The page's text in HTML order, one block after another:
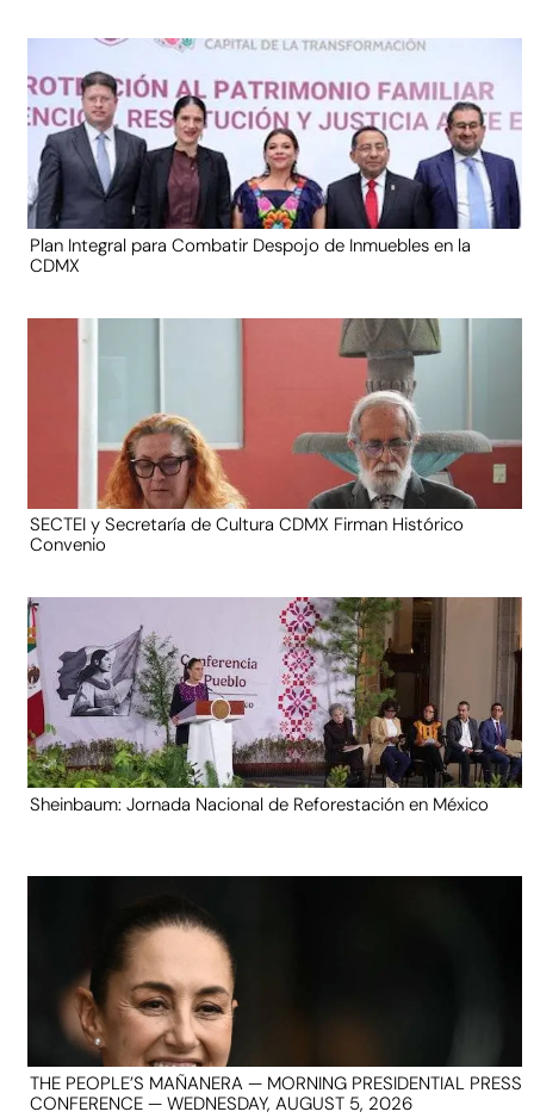
Plan Integral para Combatir Despojo de Inmuebles en la
CDMX
SECTEI y Secretaría de Cultura CDMX Firman Histórico
Convenio
Sheinbaum: Jornada Nacional de Reforestación en México
THE PEOPLE’S MAÑANERA — MORNING PRESIDENTIAL PRESS
CONFERENCE — WEDNESDAY, AUGUST 5, 2026